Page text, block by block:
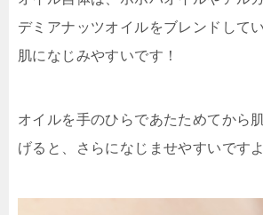
デミアナッツオイルをブレンドして
肌になじみやすいです！
オイルを手のひらであたためてから
げると、さらになじませやすいです